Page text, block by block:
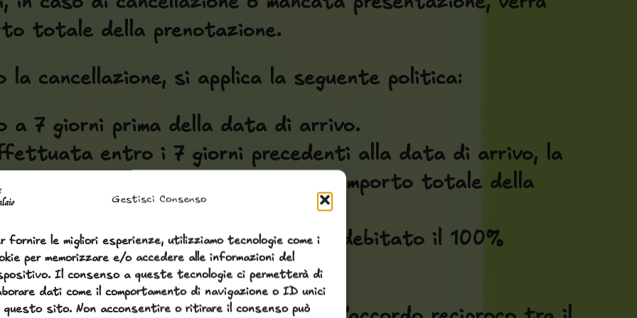
Gestisci Consenso
fornire le migliori esperienze, utilizziamo tecnologie come i
per memorizzare e/o accedere alle informazioni del
Il consenso a queste tecnologie ci permetterà di
dati come il comportamento di navigazione o ID unici
questo sito. Non acconsentire o ritirare il consenso può
totale della prenotazione.
cancellazione, si applica la seguente politica:
a 7 giorni prima della data di arrivo.
entro i 7 giorni precedenti alla data di arrivo, la
di addebitare fino al
100% dell'importo totale della
(no-show), potrà essere addebitato il 100%
.